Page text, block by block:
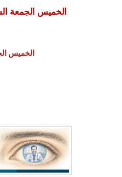
الخميس الجمعة السبت 13-15 .12 . 2018 في
الخميس الجمعة السيت